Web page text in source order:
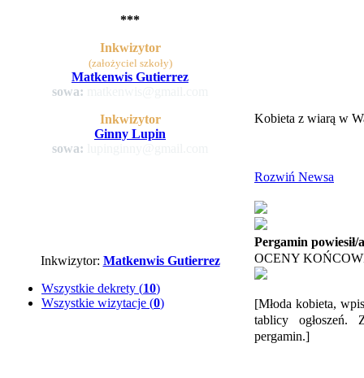
***
Inkwizytor
(założyciel szkoły)
Matkenwis Gutierrez
sowa:
Inkwizytor
Ginny Lupin
sowa:
Inkwizytor: Matkenwis Gutierrez
Wszystkie dekrety (10)
Wszystkie wizytacje (0)
Kobieta z wiarą w
Rozwiń Newsa
Pergamin powiesił/
OCENY
[Młoda kobieta,
tablicy ogłoszeń.
pergamin.]